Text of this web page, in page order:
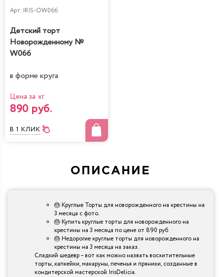
Арт. IRIS-OW066
Детский торт
Новорожденному №
W066
в форме круга
Цена за кг
890 руб.
В 1 КЛИК
ОПИСАНИЕ
🎂 Круглые Торты для новорожденного на крестины на
3 месяца с фото.
🎂 Купить круглые торты для новорожденного на
крестины на 3 месяца по цене от 890 руб
🎂 Недорогие круглые торты для новорожденного на
крестины на 3 месяца на заказ.
Сладкий шедевр – вот как можно назвать восхитительные
торты, капкейки, макаруны, печенья и пряники, созданные в
кондитерской мастерской IrisDelicia.